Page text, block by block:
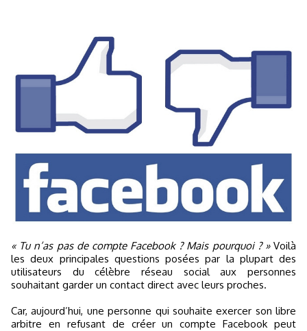
« Tu n’as pas de compte Facebook ? Mais pourquoi ? »Voilà
les deux principales questions posées par la plupart des
utilisateurs du célèbre réseau social aux personnes
souhaitant garder un contact direct avec leurs proches.
Car, aujourd’hui, une personne qui souhaite exercer son libre
arbitre en refusant de créer un compte Facebook peut